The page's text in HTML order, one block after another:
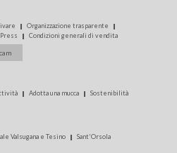
Organizzazione trasparente
Condizioni generali di vendita
Adotta una mucca Sostenibilità
Valsugana e Tesino Sant'Orsola